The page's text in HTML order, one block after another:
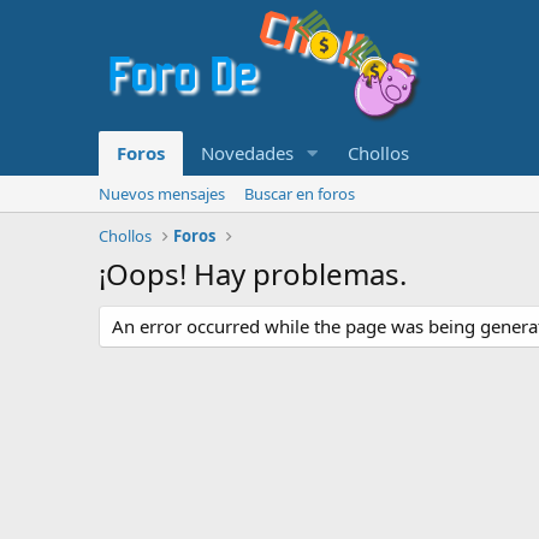
Foros Novedades Chollos
Nuevos mensajes
Buscar en foros
Chollos
Foros
¡Oops! Hay problemas.
An error occurred while the page was being